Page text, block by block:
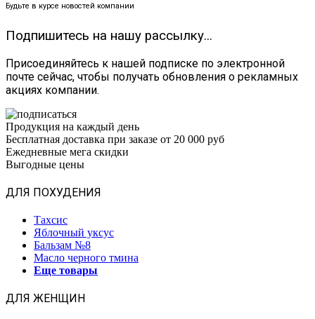
Будьте в курсе новостей компании
Подпишитесь на нашу рассылку...
Присоединяйтесь к нашей подписке по электронной
почте сейчас, чтобы получать обновления о рекламных
акциях компании.
Продукция на каждый день
Бесплатная доставка при заказе от 20 000 руб
Ежедневные мега скидки
Выгодные цены
ДЛЯ ПОХУДЕНИЯ
Тахсис
Яблочный уксус
Бальзам №8
Масло черного тмина
Еще товары
ДЛЯ ЖЕНЩИН